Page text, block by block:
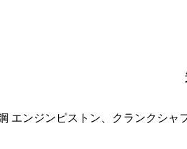
エンジンピストン、クランクシャ